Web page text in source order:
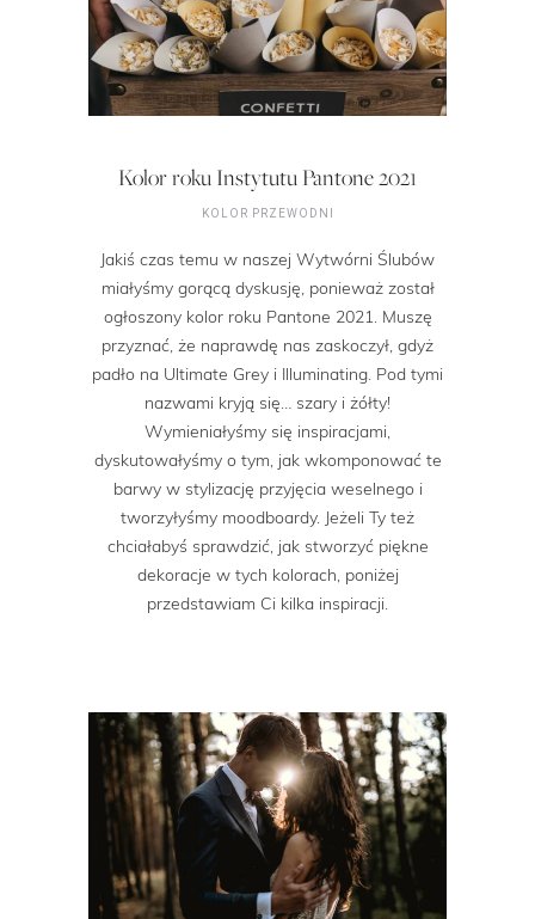
Kolor roku Instytutu Pantone 2021
KOLOR PRZEWODNI
Jakiś czas temu w naszej Wytwórni Ślubów
miałyśmy gorącą dyskusję, ponieważ został
ogłoszony kolor roku Pantone 2021. Muszę
przyznać, że naprawdę nas zaskoczył, gdyż
padło na Ultimate Grey i Illuminating. Pod tymi
nazwami kryją się… szary i żółty!
Wymieniałyśmy się inspiracjami,
dyskutowałyśmy o tym, jak wkomponować te
barwy w stylizację przyjęcia weselnego i
tworzyłyśmy moodboardy. Jeżeli Ty też
chciałabyś sprawdzić, jak stworzyć piękne
dekoracje w tych kolorach, poniżej
przedstawiam Ci kilka inspiracji.